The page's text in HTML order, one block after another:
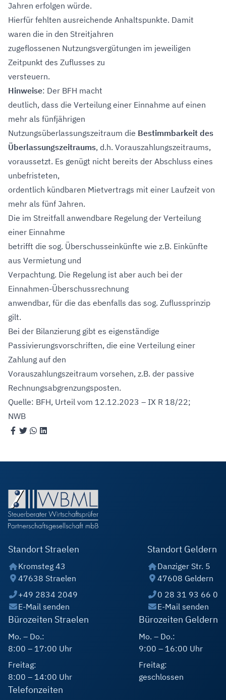
Jahren erfolgen würde.
Hierfür fehlten ausreichende Anhaltspunkte. Damit
waren die in den Streitjahren
zugeflossenen Nutzungsvergütungen im jeweiligen
Zeitpunkt des Zuflusses zu
versteuern.
Hinweise: Der BFH macht
deutlich, dass die Verteilung einer Einnahme auf einen
mehr als fünfjährigen
Nutzungsüberlassungszeitraum die Bestimmbarkeit des
Überlassungszeitraums, d.h. Vorauszahlungszeitraums,
voraussetzt. Es genügt nicht bereits der Abschluss eines
unbefristeten,
ordentlich kündbaren Mietvertrags mit einer Laufzeit von
mehr als fünf Jahren.
Die im Streitfall anwendbare Regelung der Verteilung
einer Einnahme
betrifft die sog. Überschusseinkünfte wie z.B. Einkünfte
aus Vermietung und
Verpachtung. Die Regelung ist aber auch bei der
Einnahmen-Überschussrechnung
anwendbar, für die das ebenfalls das sog. Zuflussprinzip
gilt.
Bei der Bilanzierung gibt es eigenständige
Passivierungsvorschriften, die eine Verteilung einer
Zahlung auf den
Vorauszahlungszeitraum vorsehen, z.B. der passive
Rechnungsabgrenzungsposten.
Quelle: BFH, Urteil vom 12.12.2023 – IX R 18/22;
NWB
Standort Straelen
Kromsteg 43
47638 Straelen
+49 2834 2049
E-Mail senden
Standort Geldern
Danziger Str. 5
47608 Geldern
0 28 31 93 66 0
E-Mail senden
Bürozeiten Straelen
Mo. – Do.:
8:00 – 17:00 Uhr
Freitag:
8:00 – 14:00 Uhr
Bürozeiten Geldern
Mo. – Do.:
9:00 – 16:00 Uhr
Freitag:
geschlossen
Telefonzeiten